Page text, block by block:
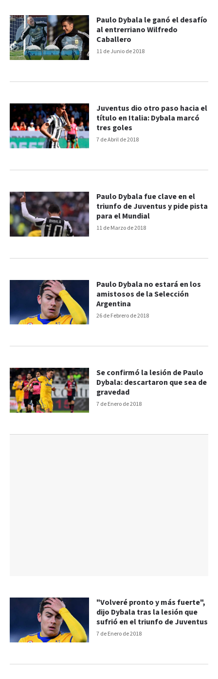
11 de Junio de 2018
Paulo Dybala le ganó el desafío
al entrerriano Wilfredo
Caballero
7 de Abril de 2018
Juventus dio otro paso hacia el
título en Italia: Dybala marcó
tres goles
11 de Marzo de 2018
Paulo Dybala fue clave en el
triunfo de Juventus y pide pista
para el Mundial
26 de Febrero de 2018
Paulo Dybala no estará en los
amistosos de la Selección
Argentina
7 de Enero de 2018
Se confirmó la lesión de Paulo
Dybala: descartaron que sea de
gravedad
7 de Enero de 2018
"Volveré pronto y más fuerte",
dijo Dybala tras la lesión que
sufrió en el triunfo de Juventus